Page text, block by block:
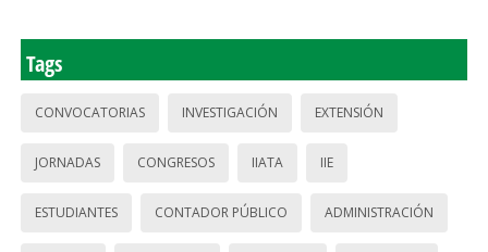
Tags
CONVOCATORIAS INVESTIGACIÓN EXTENSIÓN
JORNADAS CONGRESOS IIATA IIE
ESTUDIANTES CONTADOR PÚBLICO ADMINISTRACIÓN